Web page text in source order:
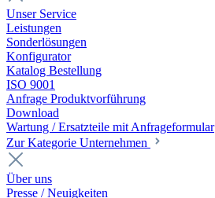
Unser Service
Leistungen
Sonderlösungen
Konfigurator
Katalog Bestellung
ISO 9001
Anfrage Produktvorführung
Download
Wartung / Ersatzteile mit Anfrageformular
Zur Kategorie Unternehmen
Über uns
Presse / Neuigkeiten